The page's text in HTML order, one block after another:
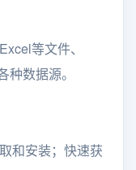
等文件、
数据源。
和安装；快速获